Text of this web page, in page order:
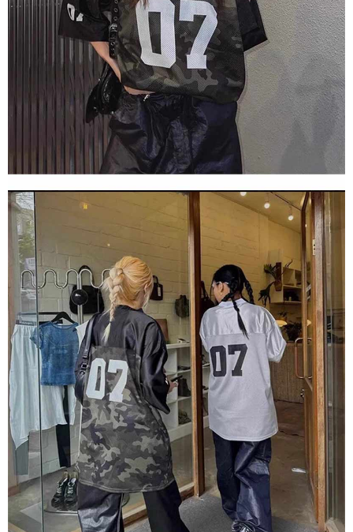
semakan dan pembetulan data yang diperlukan untuk bil ansuran oleh
Taiwan Mobile.
3. Sila baca syarat perkhidmatan pengguna secara lengkap melalui
pautan berikut: https://oppay.tw/userRule